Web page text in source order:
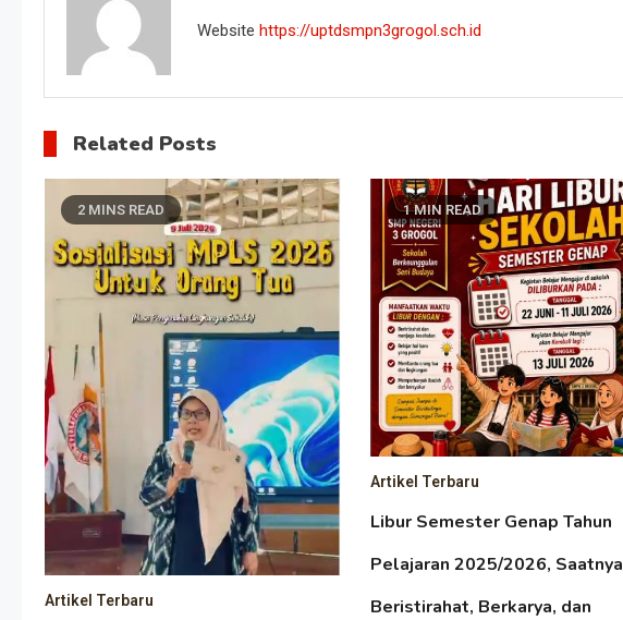
Website https://uptdsmpn3grogol.sch.id
Related Posts
2 MINS READ
Artikel Terbaru
1 MIN READ
Artikel Terbaru
Libur Semester Genap Tahun
Pelajaran 2025/2026, Saatnya
Beristirahat, Berkarya, dan